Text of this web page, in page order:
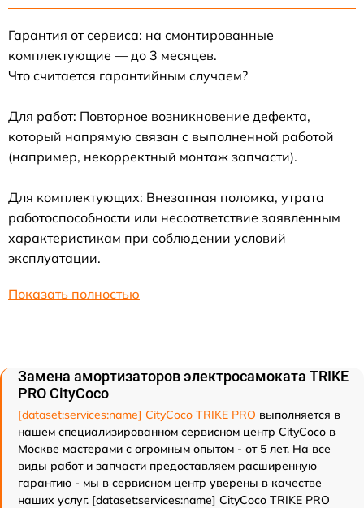
Гарантия от сервиса: на смонтированные
комплектующие — до 3 месяцев.
Что считается гарантийным случаем?
Для работ: Повторное возникновение дефекта,
который напрямую связан с выполненной работой
(например, некорректный монтаж запчасти).
Для комплектующих: Внезапная поломка, утрата
работоспособности или несоответствие заявленным
характеристикам при соблюдении условий
эксплуатации.
Показать полностью
Замена амортизаторов электросамоката TRIKE
PRO CityCoco
[dataset:services:name] CityCoco TRIKE PRO выполняется в
нашем специализированном сервисном центр CityCoco в
Москве мастерами с огромным опытом - от 5 лет. На все
виды работ и запчасти предоставляем расширенную
гарантию - мы в сервисном центр уверены в качестве
наших услуг. [dataset:services:name] CityCoco TRIKE PRO